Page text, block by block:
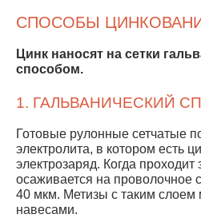
СПОСОБЫ
Цинк наносят на сетки
способом.
1. ГАЛЬВАНИЧЕСКИЙ
Готовые рулонные сетчатые
электролита, в котором есть
электрозаряд. Когда
осаживается на проволочное
40 мкм. Метизы с таким слоем
навесами.